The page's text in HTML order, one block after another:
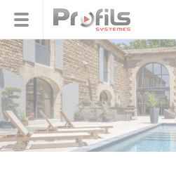
Panneau de gestion des cookies